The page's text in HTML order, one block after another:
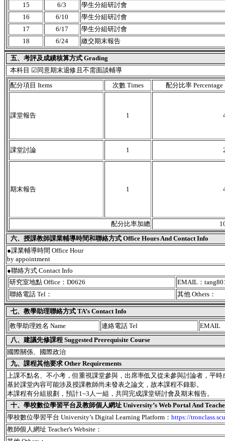
15
6/3
學生分組研討會
16
6/10
學生分組研討會
17
6/17
學生分組研討會
18
6/24 繳交期末報告
五、考評及成績核算方式 Grading
本科目 ☑同意期末退修且不需面談輔導
配分項目 Items
次數 Times 配分比率 Percentage
課堂報告 1
課堂討論 1
期末報告 1
配分比率加總
六、授課教師課業輔導時間和聯絡方式 Office Hours And Contact Info
●課業輔導時間 Office Hour
by appointment
●聯絡方式 Contact Info
研究室地點 Office：D0626
EMAIL：
聯絡電話 Tel：
其他 Others：
七、教學助理聯絡方式 TA’s Contact Info
教學助理姓名 Name
連絡電話 Tel
EMAIL
八、建議先修課程 Suggested Prerequisite Course
國際關係、國際政治
九、課程其他要求 Other Requirements
上課不點名、不小考，但重視課堂參與，出席率低又從未參與討論者，平
基於課堂內容可能涉及授課教師尚未發表之論文，故本課程不錄影。
本課程有分組規劃，預計1~3人一組，共同完成課堂研討會及期末報告。
十、學校數位學習平台及教師個人網址 University’s Web Portal And
學校數位學習平台 University’s Digital Learning Platform： https://
教師個人網址 Teacher's Website：